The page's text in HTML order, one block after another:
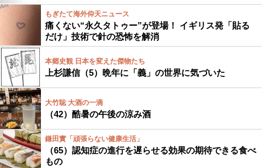
もぎたて海外仰天ニュース
痛くない“永久タトゥー”が登場！ イギリス発「貼る
だけ」技術で針の恐怖を解消
本郷史観 日本を変えた傑物たち
上杉謙信（5）晩年に「義」の世界に気づいた
大竹聡 大酒の一滴
（42）酷暑の午後の涼み酒
鎌田實「頑張らない健康生活」
（65）認知症の進行を遅らせる効果の期待できる食べ
もの